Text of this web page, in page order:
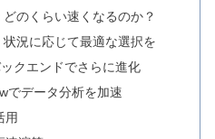
のくらい速くなるのか？
況に応じて最適な選択を
クエンドでさらに進化
でデータ分析を加速
用